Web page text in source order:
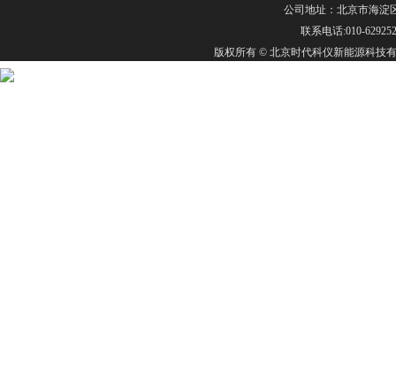
公司地址：北京市海淀
联系电话:010-
版权所有 © 北京时代科仪新能源科技